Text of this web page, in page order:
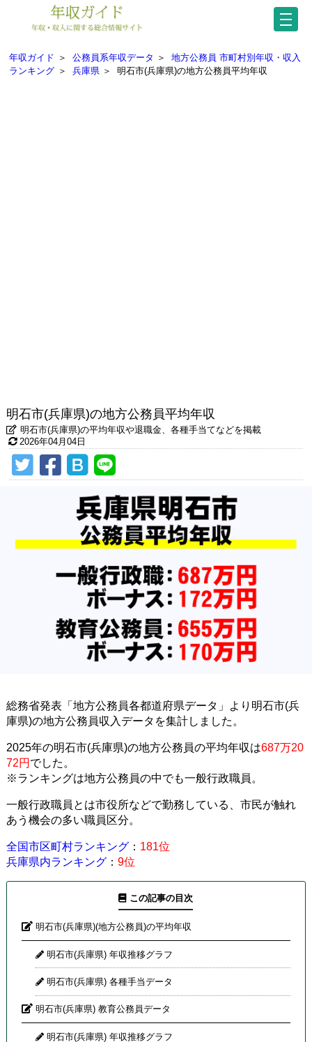
年収ガイド ＞ 公務員系年収データ ＞
地方公務員 市町村別年収・収入
ランキング ＞ 兵庫県 ＞ 明石市(兵庫県)の地方公務員平均年収
明石市(兵庫県)の地方公務員平均年収
明石市(兵庫県)の平均年収や退職金、各種手当てなどを掲載
2026年04月04日
総務省発表「地方公務員各都道府県データ」より明石市(兵
庫県)の地方公務員収入データを集計しました。
2025年の明石市(兵庫県)の地方公務員の平均年収は687万20
72円 でした。
※ランキングは地方公務員の中でも一般行政職員。
一般行政職員とは市役所などで勤務している、市民が触れ
あう機会の多い職員区分。
全国市区町村ランキング： 181位
兵庫県内ランキング： 9位
この記事の目次
明石市(兵庫県)(地方公務員)の平均年収
明石市(兵庫県) 年収推移グラフ
明石市(兵庫県) 各種手当データ
明石市(兵庫県) 教育公務員データ
明石市(兵庫県) 年収推移グラフ